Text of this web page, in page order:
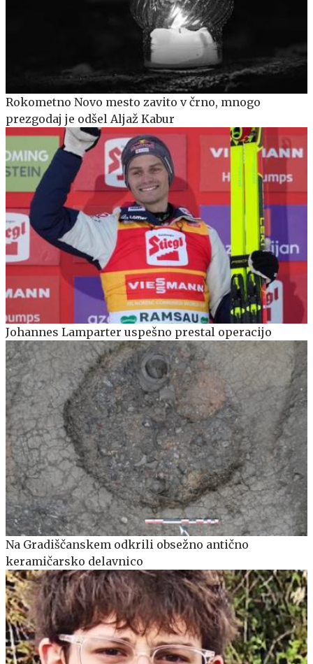
Rokometno Novo mesto zavito v črno, mnogo
prezgodaj je odšel Aljaž Kabur
Johannes Lamparter uspešno prestal operacijo
Na Gradiščanskem odkrili obsežno antično
keramičarsko delavnico